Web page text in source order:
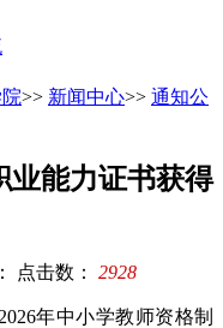
>> 新闻中心>> 通知公
业能力证书获得
点击数： 2928
年中小学教师资格制